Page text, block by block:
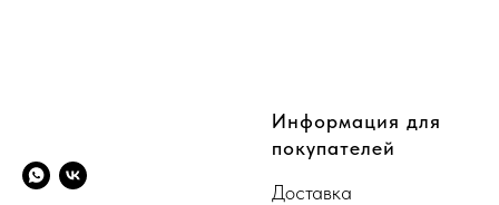
Информация для
покупателей
Доставка